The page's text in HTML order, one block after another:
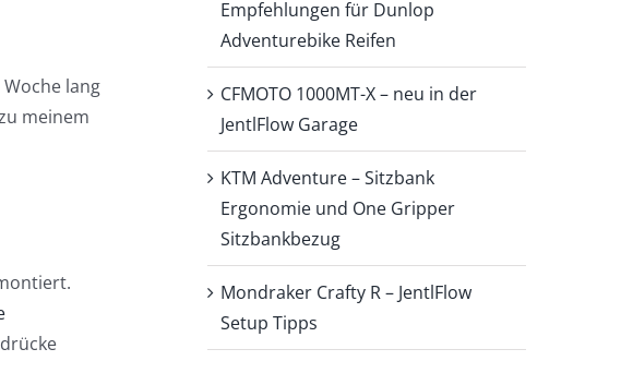
Woche lang
meinem
Empfehlungen für Dunlop
Adventurebike Reifen
CFMOTO 1000MT-X – neu in der
JentlFlow Garage
KTM Adventure – Sitzbank
Ergonomie und One Gripper
Sitzbankbezug
Mondraker Crafty R – JentlFlow
Setup Tipps